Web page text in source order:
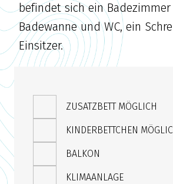
befindet sich ein
Badewanne und WC, ein
Einsitzer.
ZUSATZBETT MÖGLICH
KINDERBETTCHEN
BALKON
KLIMAANLAGE